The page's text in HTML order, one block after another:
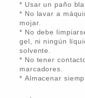
* Usar un paño
* No lavar a
mojar.
* No debe
gel, ni ningún
solvente.
* No tener
marcadores.
* Almacenar